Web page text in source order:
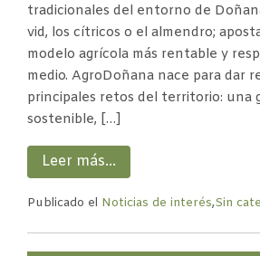
tradicionales del entorno de
vid, los cítricos o el almendro;
modelo agrícola más rentable y
medio. AgroDoñana nace para dar
principales retos del territorio: una
sostenible, […]
Leer más…
Publicado el Noticias de interés,Sin